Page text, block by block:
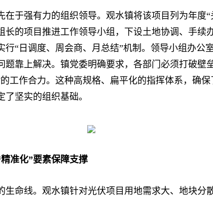
于强有力的组织领导。观水镇将该项目列为年度“
长的项目推进工作领导小组，下设土地协调、手续
行“日调度、周会商、月总结”机制。领导小组办公
题靠上解决。镇党委明确要求，各部门必须打破壁
工作合力。这种高规格、扁平化的指挥体系，确
坚实的组织基础。
准化”要素保障支撑
命线。观水镇针对光伏项目用地需求大、地块分